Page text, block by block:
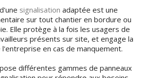
signalisation adaptée est une
sur tout chantier en bordure ou
Elle protège à la fois les usagers de
présents sur site, et engage la
en cas de manquement.
différentes gammes de panneaux